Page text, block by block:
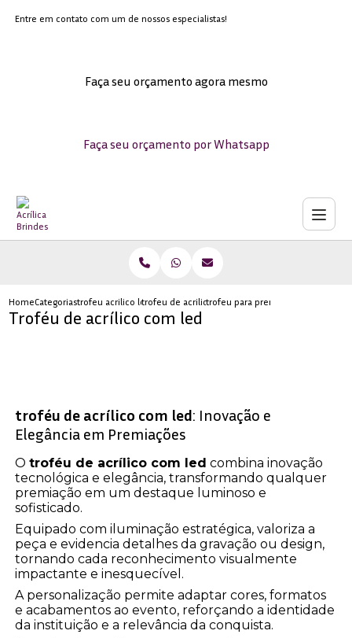
Entre em contato com um de nossos especialistas!
Faça seu orçamento agora mesmo
Faça seu orçamento por Whatsapp
HomeCategoriastrofeu acrilico ledtrofeu de acrilico transparente para formatura
trofeu para premio em acrilico
Troféu de acrílico com led
troféu de acrílico com led: Inovação e
Elegância em Premiações
Otroféu de acrílico com led combina inovação
tecnológica e elegância, transformando qualquer
premiação em um destaque luminoso e
sofisticado.
Equipado com iluminação estratégica, valoriza a
peça e evidencia detalhes da gravação ou design,
tornando cada reconhecimento visualmente
impactante e inesquecível.
A personalização permite adaptar cores, formatos
e acabamentos ao evento, reforçando a identidade
da instituição e a relevância da conquista.